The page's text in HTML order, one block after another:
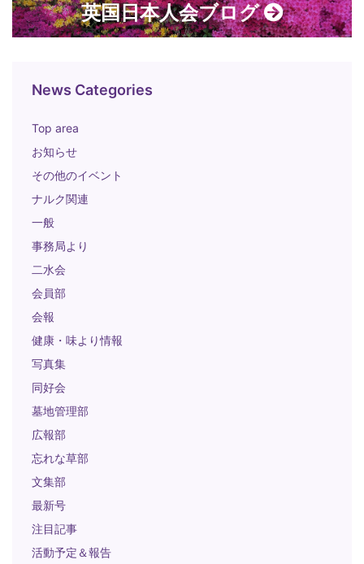
英国日本人会ブログ
News Categories
Top area
お知らせ
その他のイベント
ナルク関連
一般
事務局より
二水会
会員部
会報
健康・味より情報
写真集
同好会
墓地管理部
広報部
忘れな草部
文集部
最新号
注目記事
活動予定＆報告